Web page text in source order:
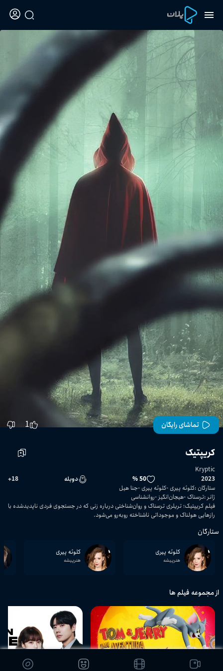
تماشای رایگان 1
کریپتیک
Kryptic
2023
50 % دوبله 18
+
ستارگان :کلوئه پیری کلوئه پیری جنا هیل
ژانر:ترسناک هیجان‌انگیز روانشناسی
فیلم کریپتیک؛ تریلری ترسناک و روان‌شناختی درباره زنی که در جستجوی فردی ناپدیدشده با
رازهایی هولناک و موجوداتی ناشناخته روبه‌رو می‌شود.
ستارگان
کلوئه پیری
هنرپیشه
کلوئه پیری
هنرپیشه
از مجموعه فیلم ها